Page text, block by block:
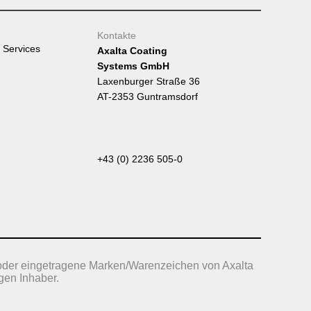
Services
Kontakte
Axalta Coating
Systems GmbH
Laxenburger Straße 36
AT-2353 Guntramsdorf
+43 (0) 2236 505-0
eingetragene Marken/Warenzeichen von Axalta
Inhaber.